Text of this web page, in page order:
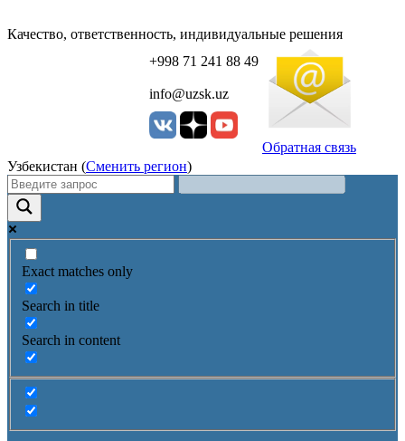
Качество, ответственность, индивидуальные решения
+998 71 241 88 49
info@uzsk.uz
Обратная связь
Узбекистан (Сменить регион)
Exact matches only
Search in title
Search in content